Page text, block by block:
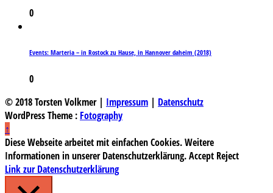
0
Events: Marteria – in Rostock zu Hause, in Hannover daheim (2018)
0
© 2018 Torsten Volkmer | Impressum | Datenschutz
WordPress Theme : Fotography
↑
Diese Webseite arbeitet mit einfachen Cookies. Weitere
Informationen in unserer Datenschutzerklärung.Accept Reject
Link zur Datenschutzerklärung